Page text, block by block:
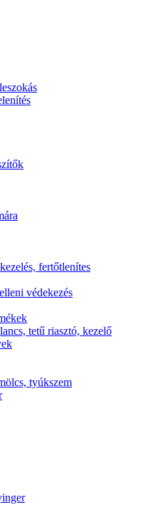
fertőtlenítes
védekezés
tetű riasztó, kezelő
tyúkszem